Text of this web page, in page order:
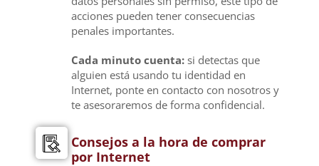
acciones pueden tener consecuencias
penales importantes.
Cada minuto cuenta: si detectas que
alguien está usando tu identidad en
Internet, ponte en contacto con nosotros y
te asesoraremos de forma confidencial.
Consejos a la hora de comprar
por Internet